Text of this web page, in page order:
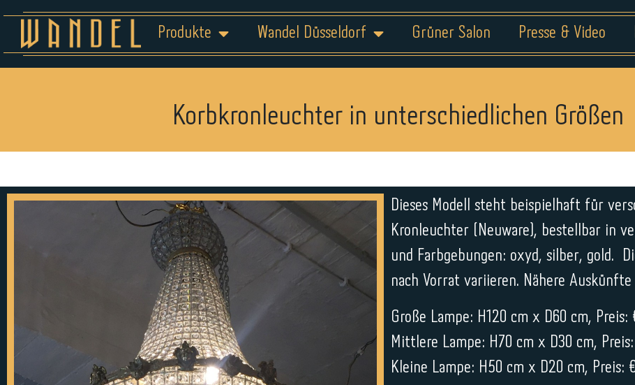
Produkte Wandel Düsseldorf Grüner Salon Presse & Video
Korbkronleuchter in unterschiedlichen Größen
Dieses Modell steht beispielhaft für
Kronleuchter (Neuware), bestellbar in
und Farbgebungen: oxyd, silber, gold.
nach Vorrat variieren. Nähere
Große Lampe: H120 cm x D60 cm, Preis:
Mittlere Lampe: H70 cm x D30 cm,
Kleine Lampe: H50 cm x D20 cm, Preis: